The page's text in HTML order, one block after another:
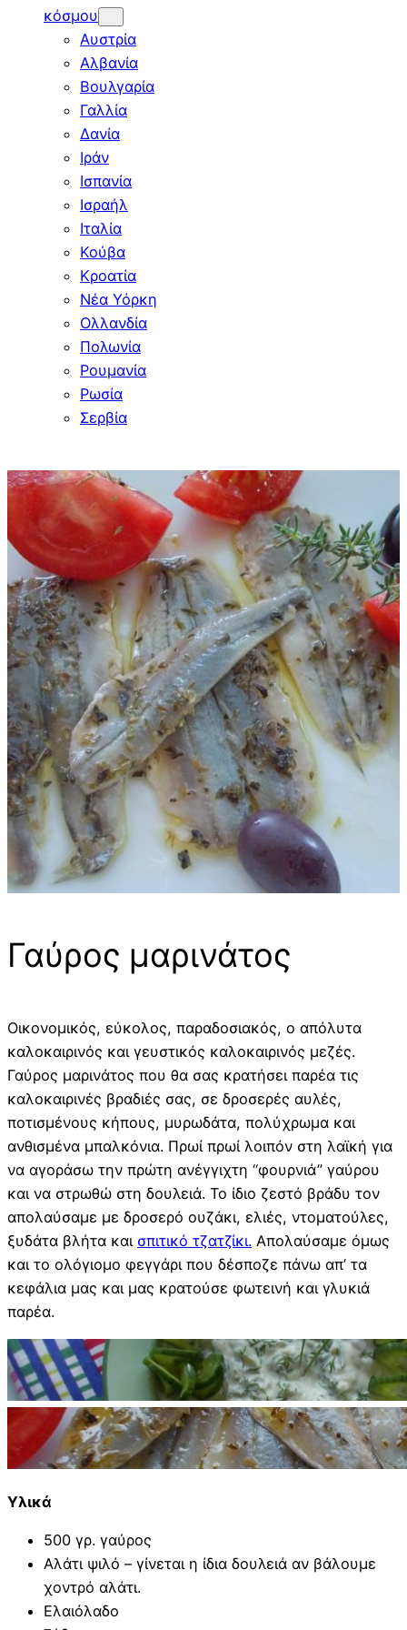
κόσμου
Αυστρία
Αλβανία
Βουλγαρία
Γαλλία
Δανία
Ιράν
Ισπανία
Ισραήλ
Ιταλία
Κούβα
Κροατία
Νέα Υόρκη
Ολλανδία
Πολωνία
Ρουμανία
Ρωσία
Σερβία
Γαύρος μαρινάτος
Οικονομικός, εύκολος, παραδοσιακός, ο απόλυτα
καλοκαιρινός και γευστικός καλοκαιρινός μεζές.
Γαύρος μαρινάτος που θα σας κρατήσει παρέα τις
καλοκαιρινές βραδιές σας, σε δροσερές αυλές,
ποτισμένους κήπους, μυρωδάτα, πολύχρωμα και
ανθισμένα μπαλκόνια. Πρωί πρωί λοιπόν στη λαϊκή για
να αγοράσω την πρώτη ανέγγιχτη “φουρνιά” γαύρου
και να στρωθώ στη δουλειά. Το ίδιο ζεστό βράδυ τον
απολαύσαμε με δροσερό ουζάκι, ελιές, ντοματούλες,
ξυδάτα βλήτα και σπιτικό τζατζίκι. Απολαύσαμε όμως
και το ολόγιομο φεγγάρι που δέσποζε πάνω απ’ τα
κεφάλια μας και μας κρατούσε φωτεινή και γλυκιά
παρέα.
Υλικά
500 γρ. γαύρος
Αλάτι ψιλό – γίνεται η ίδια δουλειά αν βάλουμε
χοντρό αλάτι.
Ελαιόλαδο